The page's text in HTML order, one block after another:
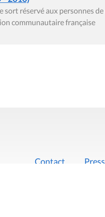
sort réservé aux personnes
communautaire française
Contact